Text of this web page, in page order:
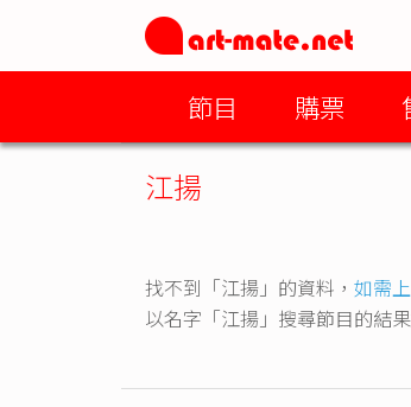
節目 購票
江揚
找不到「江揚」的資料， 如需
以名字「江揚」搜尋節目的結果